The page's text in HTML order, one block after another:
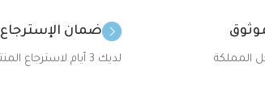
المملكة
ضمان الإسترجاع
لديك 3 أيام لاسترجاع المنتج